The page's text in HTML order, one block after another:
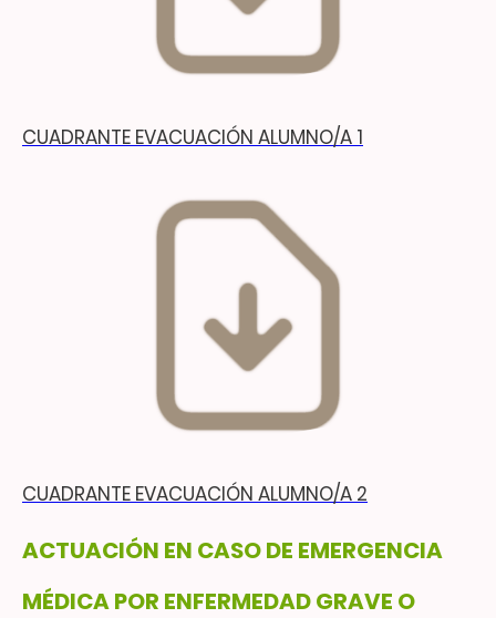
CUADRANTE EVACUACIÓN ALUMNO/A 1
CUADRANTE EVACUACIÓN ALUMNO/A 2
ACTUACIÓN EN CASO DE EMERGENCIA
MÉDICA POR ENFERMEDAD GRAVE O